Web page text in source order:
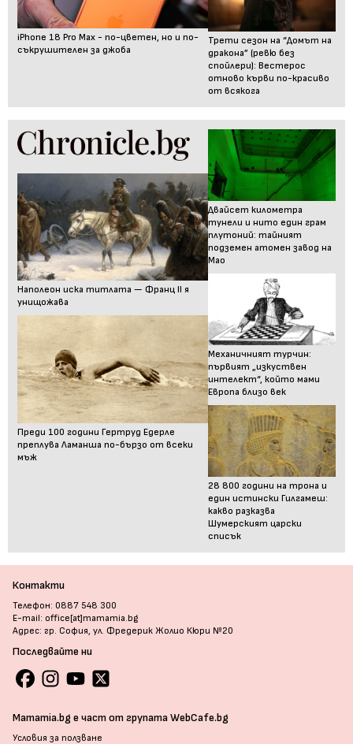
iPhone 18 Pro Max - по-цветен, но и по-
съкрушителен за джоба
Трети сезон на “Домът на
дракона” (ревю без
спойлери): Вестерос
отново кърви по-красиво
от всякога
Наполеон иска титлата — Франц II я
унищожава
Преди 100 години Гертруд Едерле
преплува Ламанша по-бързо от всеки
мъж
Двайсет километра
тунели и нито един грам
плутоний: тайният
подземен атомен завод на
Мао
Механичният турчин:
първият „изкуствен
интелект“, който мами
Европа близо век
28 800 години на трона и
един истински Гилгамеш:
какво разказва
Шумерският царски
списък
Контакти
Телефон: 0887 548 300
E-mail: office[at]mamamia.bg
Адрес: гр. София, ул. Фредерик Жолио Кюри №20
Последвайте ни
Mamamia.bg е част от групата WebCafe.bg
Условия за ползване